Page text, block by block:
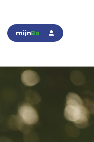
mijnBo